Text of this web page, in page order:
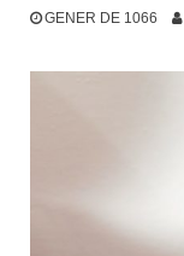
GENER DE 1066